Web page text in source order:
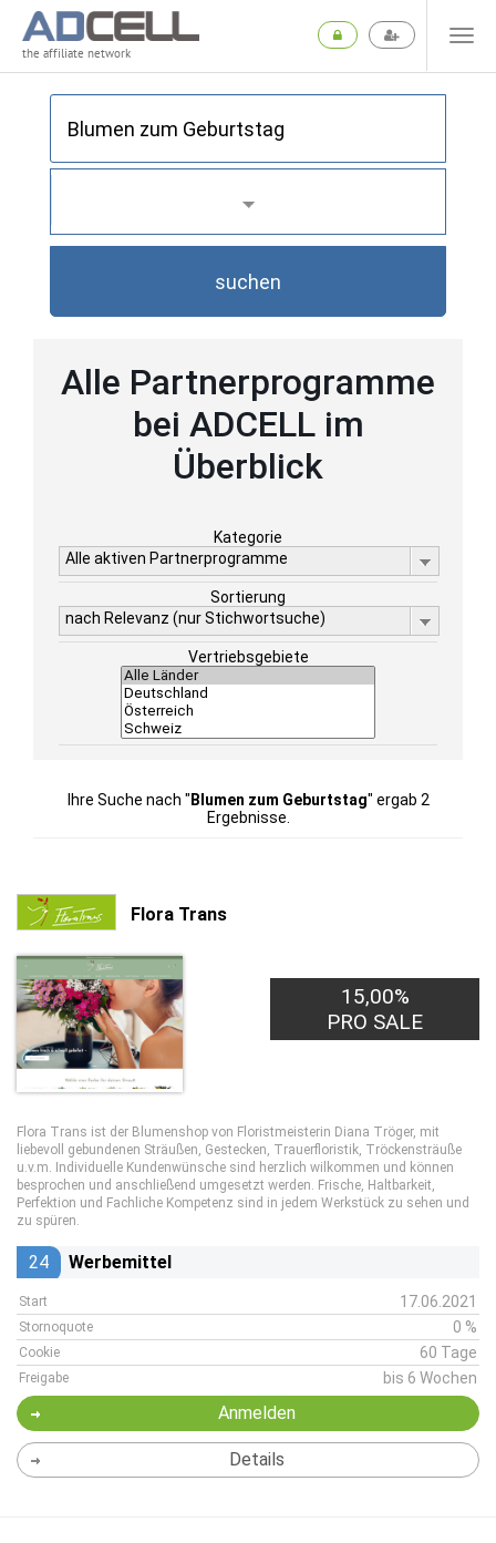
the affiliate network
suchen
Alle Partnerprogramme
bei ADCELL im
Überblick
Kategorie
Alle aktiven Partnerprogramme
Sortierung
nach Relevanz (nur Stichwortsuche)
Vertriebsgebiete
Ihre Suche nach " Blumen zum Geburtstag" ergab 2
Ergebnisse.
Flora Trans
15,00%
PRO SALE
Flora Trans ist der Blumenshop von Floristmeisterin Diana Tröger, mit
liebevoll gebundenen Sträußen, Gestecken, Trauerfloristik, Tröckensträuße
u.v.m. Individuelle Kundenwünsche sind herzlich wilkommen und können
besprochen und anschließend umgesetzt werden. Frische, Haltbarkeit,
Perfektion und Fachliche Kompetenz sind in jedem Werkstück zu sehen und
zu spüren.
24 Werbemittel
Start 17.06.2021
Stornoquote 0 %
Cookie 60 Tage
Freigabe bis 6 Wochen
Anmelden
Details